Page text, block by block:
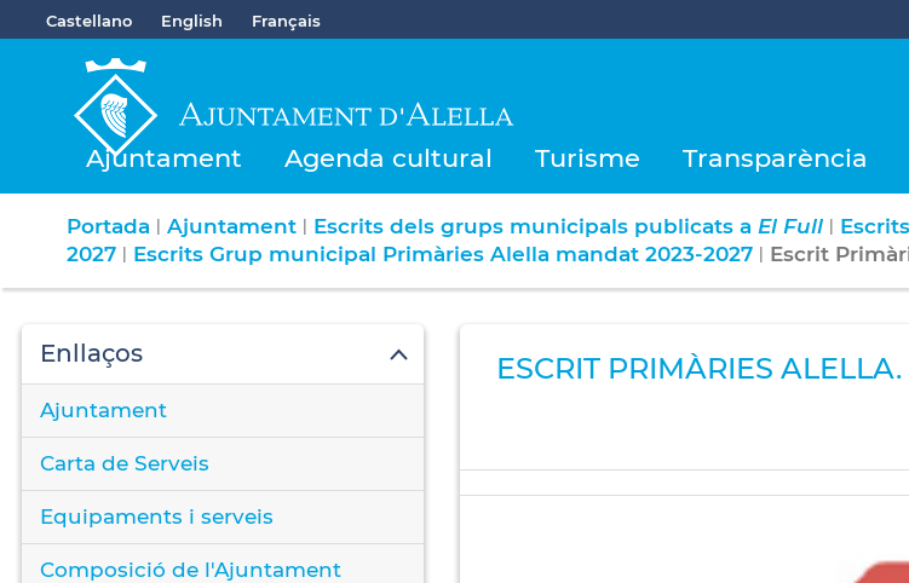
Castellano English Français
Ajuntament Agenda cultural Turisme Transparència
Portada | Ajuntament | Escrits dels grups municipals publicats a El Full |
2027 | Escrits Grup municipal Primàries Alella mandat 2023-2027 | Escrit
Enllaços
Ajuntament
Carta de Serveis
Equipaments i serveis
Composició de l'Ajuntament
ESCRIT PRIMÀRIES